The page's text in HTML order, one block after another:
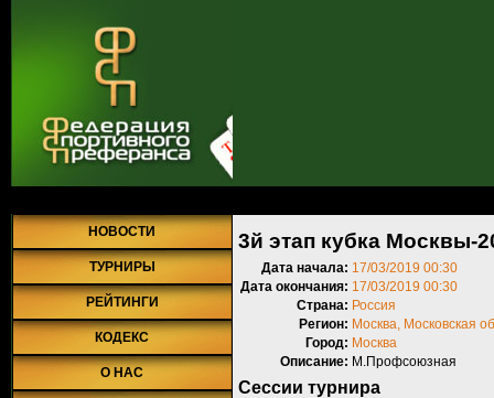
НОВОСТИ
ТУРНИРЫ
РЕЙТИНГИ
КОДЕКС
О НАС
3й этап кубка Москвы-
Дата начала: 17/03/2019 00:30
Дата окончания: 17/03/2019 00:30
Страна: Россия
Регион: Москва, Московская
Город: Москва
Описание: М.Профсоюзная
Сессии турнира